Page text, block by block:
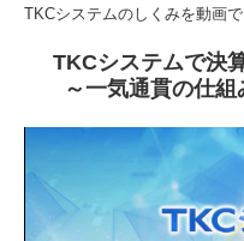
TKCシステムのしくみを動画で
TKCシステムで決
～一気通貫の仕